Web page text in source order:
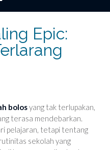
Epic:
bolosyang tak terlupakan,
terasa mendebarkan.
pelajaran, tetapi tentang
sekolah yang